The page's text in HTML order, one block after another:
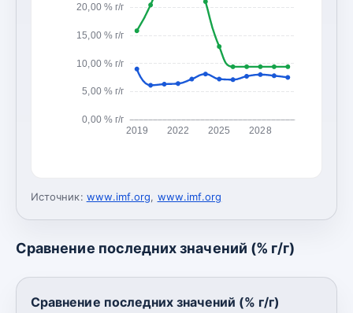
0,00 % г/г
5,00 % г/г
10,00 % г/г
15,00 % г/г
20,00 % г/г
2019 2022 2025 2028
Источник: www.imf.org, www.imf.org
Сравнение последних значений (% г/г)
Сравнение последних значений (% г/г)